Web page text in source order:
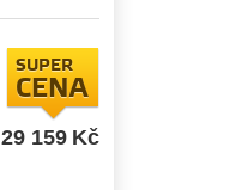
SUPER
CENA
29 159 Kč